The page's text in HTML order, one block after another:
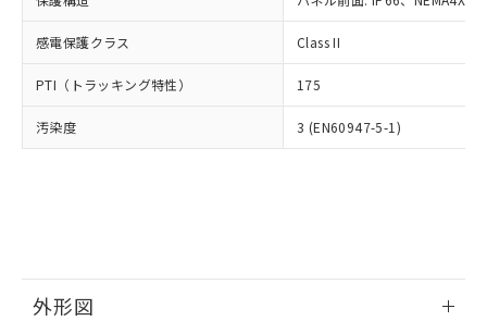
感電保護クラス Class II
PTI（トラッキング特性） 175
汚染度 3 (EN60947-5-1)
外形図
在庫状況および標準価格結果を当社の
事前の承諾なく第三者に漏洩または開
示しないようお願いします。
マイパーツ機能（部品リスト作成サー
ビス）をご利用いただくには、I-Web
品・サービスに関するお客様との取
部品在庫の切り替え状況などにより、予定
月が前後することがあります。
「ｅ」：有害物質（10物質）のすべてが基
準値以下であることを示します。
「10」：通常の使用状況下において有害物
質が外部に漏えいし、環境に深刻な影響を
及ぼさない年数を意味します。
当社は、貴社製品を第三者に販売する
場合は、上記1、2および3の内容を当
該第三者に通知します。また当社は、
販売先および販売に係わる関係者が違
法に輸出するおそれがある場合は、取
り引きをいたしません。
たはお客様担当のオムロン制御
機器販売店・当社販売員にご確
受注生産機種、また在庫状況の
情報を公開していない機種